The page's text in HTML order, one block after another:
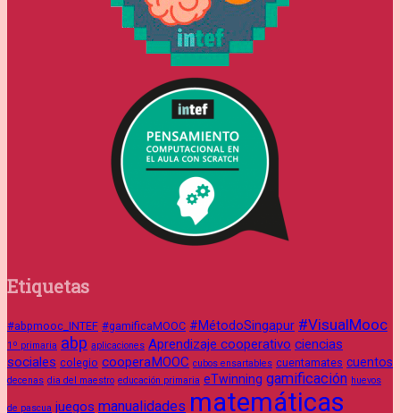
Etiquetas
#abpmooc_INTEF #gamificaMOOC #MétodoSingapur #VisualMooc
1º primaria abp aplicaciones Aprendizaje cooperativo ciencias
sociales colegio cooperaMOOC cubos ensartables cuentamates cuentos
decenas dia del maestro educación primaria eTwinning gamificación huevos
de pascua juegos manualidades matemáticas